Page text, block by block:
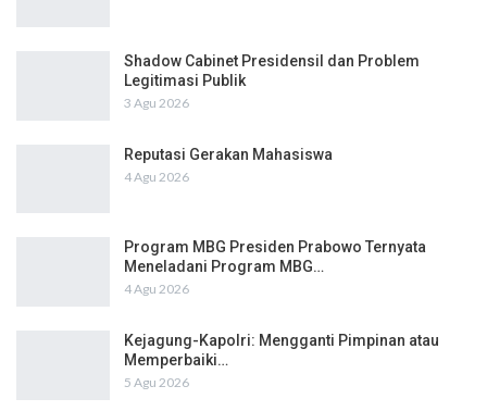
Shadow Cabinet Presidensil dan Problem
Legitimasi Publik
3 Agu 2026
Reputasi Gerakan Mahasiswa
4 Agu 2026
Program MBG Presiden Prabowo Ternyata
Meneladani Program MBG…
4 Agu 2026
Kejagung-Kapolri: Mengganti Pimpinan atau
Memperbaiki…
5 Agu 2026